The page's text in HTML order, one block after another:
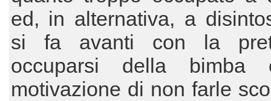
ed, in alternativa, a
si fa avanti con la
occuparsi della bimba
motivazione di non farle